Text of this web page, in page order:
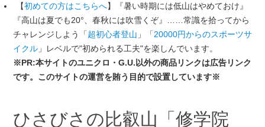
【初めての方はこちらへ】『暑い時期には低山はやめておけ』
『高山は夏でも20°、春秋には吹雪くぞ』……常識を拾ってから
チャレンジしよう「超初心者登山 」「20000円からのスポーツサ
イクル」レベルで"初められる工夫"を楽しんでいます。
※PR:本サイトのユニクロ・G.U.以外の商品リンクは広告リンク
です。このサイトの運営を賄う目的で設置しています※
ひさびさの比叡山「修学院